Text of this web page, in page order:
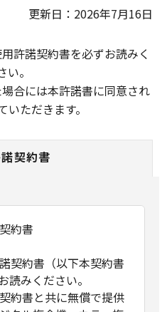
更新日：2026年7月16日
許諾契約書を必ずお読みく
い。
合には本許諾書に同意され
いただきます。
契約書
約書
契約書（以下本契約書
読みください。
約書と共に無償で提供